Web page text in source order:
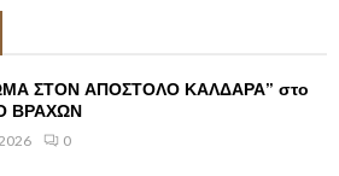
A
ΣΤΟΝ ΑΠΟΣΤΟΛΟ ΚΑΛΔΑΡΑ” στο
ΒΡΑΧΩΝ
0